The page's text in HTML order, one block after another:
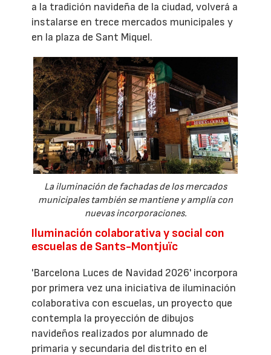
a la tradición navideña de la ciudad, volverá a
instalarse en trece mercados municipales y
en la plaza de Sant Miquel.
La iluminación de fachadas de los mercados
municipales también se mantiene y amplía con
nuevas incorporaciones.
Iluminación colaborativa y social con
escuelas de Sants-Montjuïc
'Barcelona Luces de Navidad 2026' incorpora
por primera vez una iniciativa de iluminación
colaborativa con escuelas, un proyecto que
contempla la proyección de dibujos
navideños realizados por alumnado de
primaria y secundaria del distrito en el